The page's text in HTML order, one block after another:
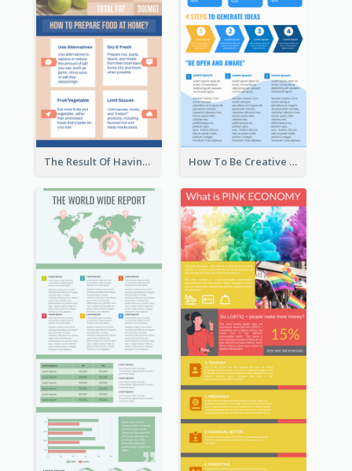
The Result Of Having Excessive Salt Infographic Design How To Be Creative Infographic